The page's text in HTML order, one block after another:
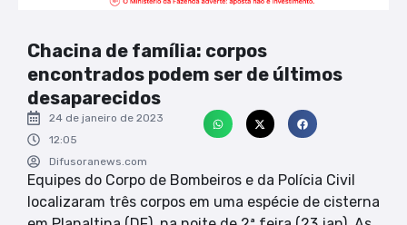
Chacina de família: corpos
encontrados podem ser de últimos
desaparecidos
24 de janeiro de 2023
12:05
Difusoranews.com
Equipes do Corpo de Bombeiros e da Polícia Civil
localizaram três corpos em uma espécie de cisterna